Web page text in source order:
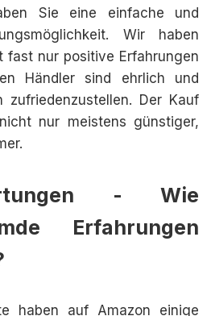
Sie eine einfache und
Wir haben
fast nur positive Erfahrungen
Händler sind ehrlich und
zufriedenzustellen. Der Kauf
nur meistens günstiger,
- Wie
Erfahrungen
haben auf Amazon einige